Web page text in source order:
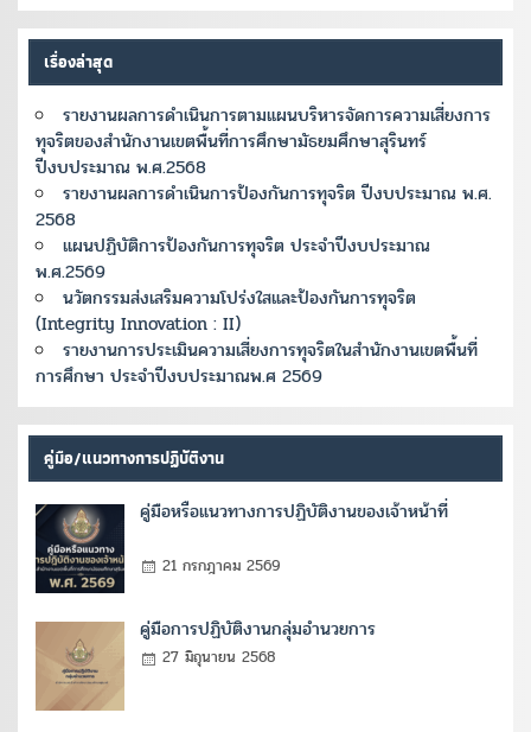
เรื่องล่าสุด
รายงานผลการดำเนินการตามแผนบริหารจัดการความเสี่ยงการ
ทุจริตของสำนักงานเขตพื้นที่การศึกษามัธยมศึกษาสุรินทร์
ปีงบประมาณ พ.ศ.2568
รายงานผลการดำเนินการป้องกันการทุจริต ปีงบประมาณ พ.ศ.
2568
แผนปฏิบัติการป้องกันการทุจริต ประจำปีงบประมาณ
พ.ศ.2569
นวัตกรรมส่งเสริมความโปร่งใสและป้องกันการทุจริต
(Integrity Innovation : II)
รายงานการประเมินความเสี่ยงการทุจริตในสำนักงานเขตพื้นที่
การศึกษา ประจำปีงบประมาณพ.ศ 2569
คู่มือ/แนวทางการปฏิบัติงาน
คู่มือหรือแนวทางการปฏิบัติงานของเจ้าหน้าที่
21 กรกฎาคม 2569
คู่มือการปฏิบัติงานกลุ่มอำนวยการ
27 มิถุนายน 2568